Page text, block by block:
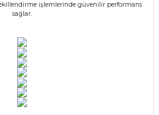
işlemlerinde güvenilir performans
sağlar.